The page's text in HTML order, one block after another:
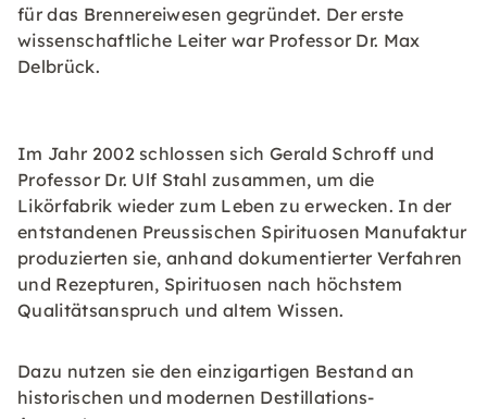
für das Brennereiwesen gegründet. Der erste
wissenschaftliche Leiter war Professor Dr. Max
Delbrück.
Im Jahr 2002 schlossen sich Gerald Schroff und
Professor Dr. Ulf Stahl zusammen, um die
Likörfabrik wieder zum Leben zu erwecken. In der
entstandenen Preussischen Spirituosen Manufaktur
produzierten sie, anhand dokumentierter Verfahren
und Rezepturen, Spirituosen nach höchstem
Qualitätsanspruch und altem Wissen.
Dazu nutzen sie den einzigartigen Bestand an
historischen und modernen Destillations-